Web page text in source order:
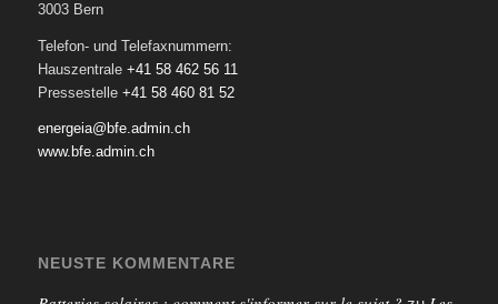
3003 Bern
Telefon- und Telefaxnummern:
Hauszentrale +41 58 462 56 11
Pressestelle +41 58 460 81 52
energeia@bfe.admin.ch
www.bfe.admin.ch
NEUSTE KOMMENTARE